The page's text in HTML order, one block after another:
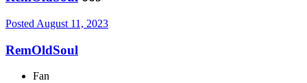
Posted August 11, 2023
RemOldSoul
Fan